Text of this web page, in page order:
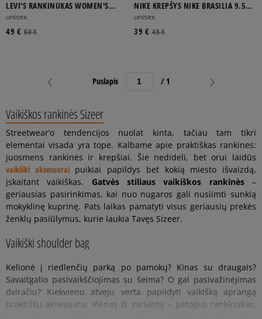
LEVI'S RANKINUKAS WOMEN'S
BUCKET BAG
unisex
60 €
49 €
NIKE KREPŠYS NIKE BRASILIA 9.5
MEDIUM 60L
unisex
45 €
39 €
Puslapis / 1
Vaikiškos rankinės Sizeer
Streetwear‘o tendencijos nuolat kinta, tačiau tam tikri
elementai visada yra tope. Kalbame apie praktiškas rankines:
juosmens rankinės ir krepšiai. Šie nedideli, bet orui laidūs
vaikiški aksesuaraipuikiai papildys bet kokią miesto išvaizdą,
įskaitant vaikiškas. Gatvės stiliaus vaikiškos rankinės–
geriausias pasirinkimas, kai nuo nugaros gali nusiimti sunkią
mokyklinę kuprinę. Pats laikas pamatyti visus geriausių prekės
ženklų pasiūlymus, kurie laukia Tavęs Sizeer.
Vaikiški shoulder bag
Kelionė į riedlenčių parką po pamokų? Kinas su draugais?
Savaitgalio pasivaikščiojimas su šeima? O gal pasivažinėjimas
dviračiu? Kiekvienu atveju verta papildyti vaikišką aprangą
praktišku aksesuaru. Vienas iš variantų – patogus rankinukas,